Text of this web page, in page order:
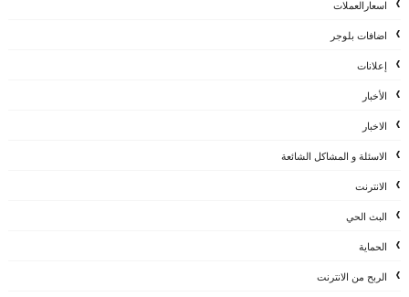
اسعارالعملات
اضافات بلوجر
إعلانات
الأخبار
الاخبار
الاسئلة و المشاكل الشائعة
الانترنت
البث الحي
الحماية
الربح من الانترنت